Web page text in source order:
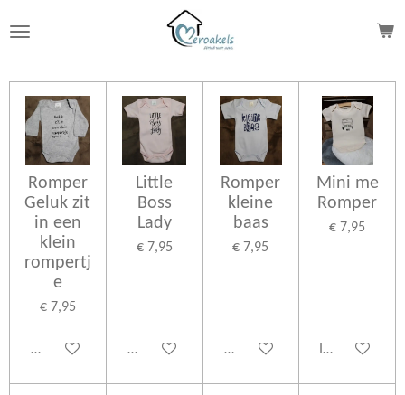
direct
de
hoofdinhoud
Romper
Geluk zit
in een
klein
rompertj
e
€ 7,95
Bekijk details
Little
Boss
Lady
€ 7,95
Bekijk details
Romper
kleine
baas
€ 7,95
Bekijk details
Mini me
Romper
€ 7,95
In